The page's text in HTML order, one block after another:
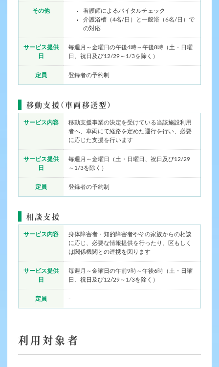
その他
看護師によるバイタルチェック
介護浴槽（4名/日）と一般浴（6名/日）で
の対応
サービス提供
日
毎週月～金曜日の午後4時～午後8時（土・日曜
日、祝日及び12/29～1/3を除く）
定員 登録者の予約制
移動支援（車両移送型）
サービス内容
移動支援事業の決定を受けている当該施設利用
者へ、車両にて経路を定めた運行を行い、必要
に応じた支援を行います
サービス提供
日
毎週月～金曜日（土・日曜日、祝日及び12/29
～1/3を除く）
定員 登録者の予約制
相談支援
サービス内容
身体障害者・知的障害者やその家族からの相談
に応じ、必要な情報提供を行ったり、区もしく
は関係機関との連携を図ります
サービス提供
日
毎週月～金曜日の午前9時～午後6時（土・日曜
日、祝日及び12/29～1/3を除く）
定員 -
利用対象者